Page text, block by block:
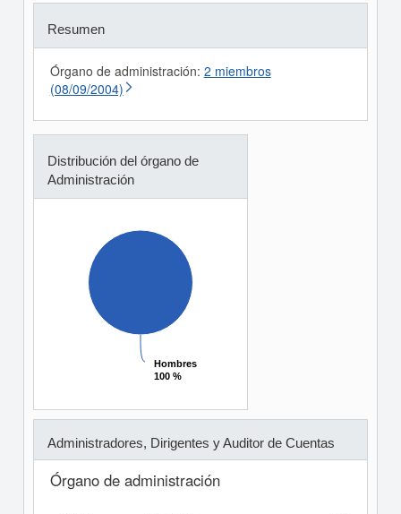
Resumen
Órgano de administración: 2 miembros
(08/09/2004)
Distribución del órgano de
Administración
Hombres
100 %
Hombres
100 %
Administradores, Dirigentes y Auditor de Cuentas
Órgano de administración